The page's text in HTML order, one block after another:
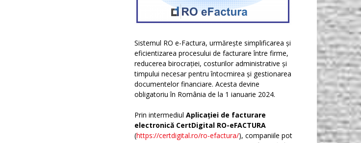
Sistemul RO e-Factura, urmărește simplificarea și
eficientizarea procesului de facturare între firme,
reducerea birocrației, costurilor administrative și
timpului necesar pentru întocmirea și gestionarea
documentelor financiare. Acesta devine
obligatoriu în România de la 1 ianuarie 2024.
Prin intermediul Aplicației de facturare
electronică CertDigital RO-eFACTURA
(https://certdigital.ro/ro-efactura/), companiile pot